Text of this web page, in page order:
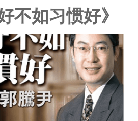
不如习惯好》